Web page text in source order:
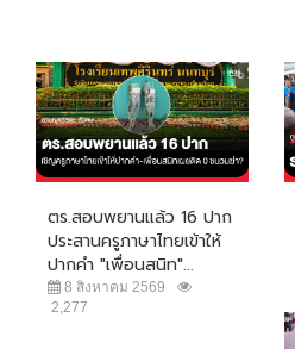
ตร.สอบพยานแล้ว 16 ปาก
ประสานครูภาษาไทยเข้าให้
ปากคำ "เพื่อนสนิท"...
8 สิงหาคม 2569
2,277